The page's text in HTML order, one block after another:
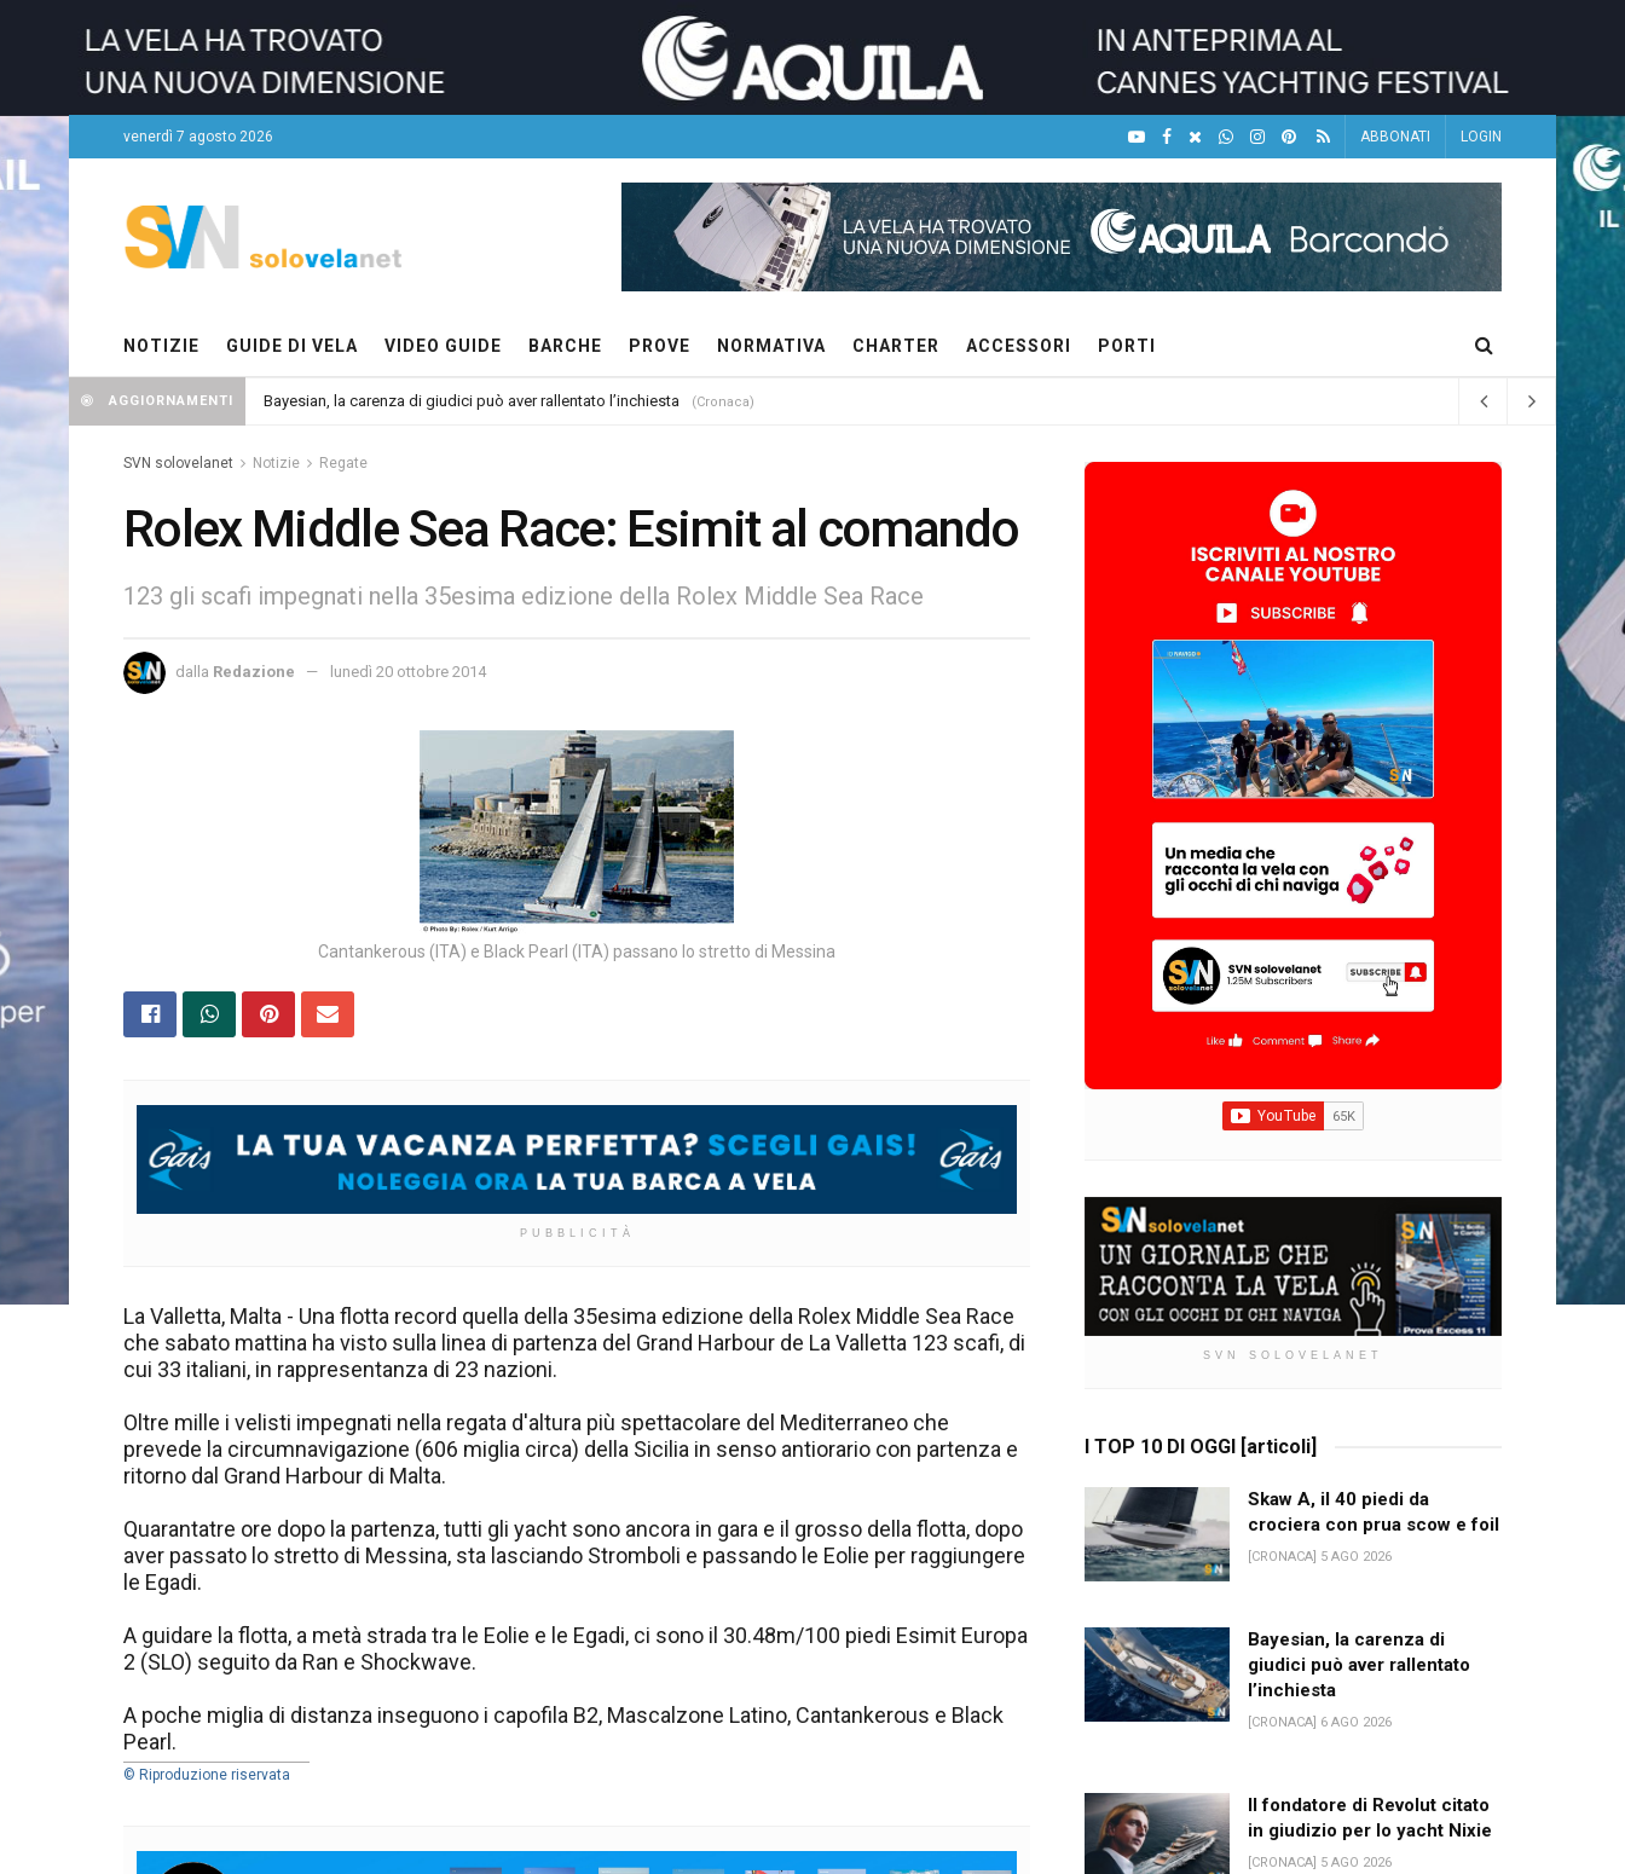
venerdì 7 agosto 2026 ABBONATI LOGIN
NOTIZIE GUIDE DI VELA VIDEO GUIDE BARCHE PROVE NORMATIVA CHARTER ACCESSORI PORTI
AGGIORNAMENTI Bayesian, la carenza di giudici può aver rallentato l’inchiesta (Cronaca)
SVN solovelanet Notizie Regate
Rolex Middle Sea Race: Esimit al comando
123 gli scafi impegnati nella 35esima edizione della Rolex Middle Sea Race
dalla Redazione lunedì 20 ottobre 2014
Cantankerous (ITA) e Black Pearl (ITA) passano lo stretto di Messina
PUBBLICITÀ
La Valletta, Malta - Una flotta record quella della 35esima edizione della Rolex Middle Sea Race
che sabato mattina ha visto sulla linea di partenza del Grand Harbour de La Valletta 123 scafi, di
cui 33 italiani, in rappresentanza di 23 nazioni.
Oltre mille i velisti impegnati nella regata d'altura più spettacolare del Mediterraneo che
prevede la circumnavigazione (606 miglia circa) della Sicilia in senso antiorario con partenza e
ritorno dal Grand Harbour di Malta.
Quarantatre ore dopo la partenza, tutti gli yacht sono ancora in gara e il grosso della flotta, dopo
aver passato lo stretto di Messina, sta lasciando Stromboli e passando le Eolie per raggiungere
le Egadi.
A guidare la flotta, a metà strada tra le Eolie e le Egadi, ci sono il 30.48m/100 piedi Esimit Europa
2 (SLO) seguito da Ran e Shockwave.
A poche miglia di distanza inseguono i capofila B2, Mascalzone Latino, Cantankerous e Black
Pearl.
© Riproduzione riservata
SVN SOLOVELANET
I TOP 10 DI OGGI [articoli]
Skaw A, il 40 piedi da
crociera con prua scow e foil
[CRONACA] 5 AGO 2026
Bayesian, la carenza di
giudici può aver rallentato
l’inchiesta
[CRONACA] 6 AGO 2026
Il fondatore di Revolut citato
in giudizio per lo yacht Nixie
[CRONACA] 5 AGO 2026